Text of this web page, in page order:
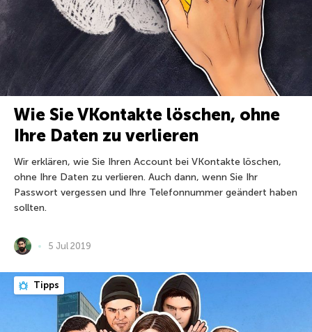
Wie Sie VKontakte löschen, ohne
Ihre Daten zu verlieren
Wir erklären, wie Sie Ihren Account bei VKontakte löschen,
ohne Ihre Daten zu verlieren. Auch dann, wenn Sie Ihr
Passwort vergessen und Ihre Telefonnummer geändert haben
sollten.
5 Jul 2019
Tipps